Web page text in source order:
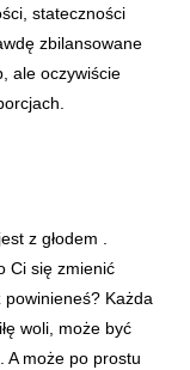
stateczności
zbilansowane
ale oczywiście
z głodem .
Ci się zmienić
powinieneś? Każda
woli, może być
A może po prostu